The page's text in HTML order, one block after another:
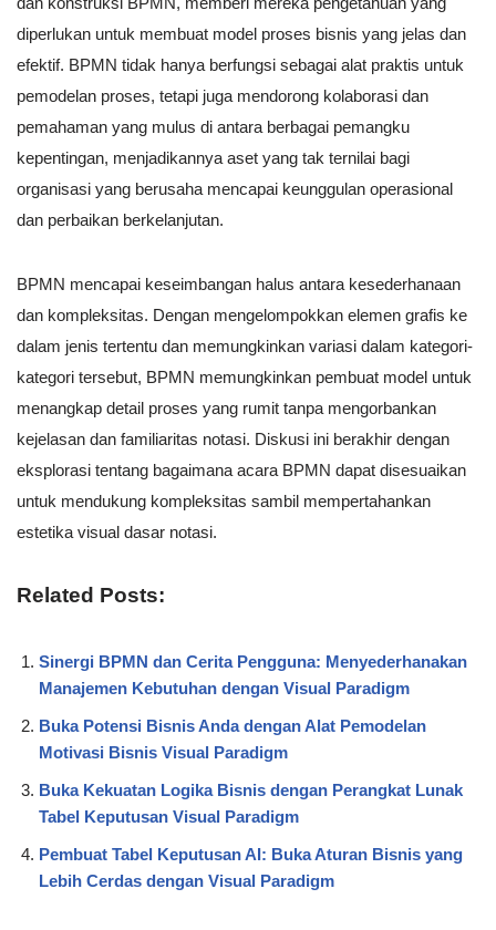
diperlukan untuk membuat model proses bisnis yang jelas dan
efektif. BPMN tidak hanya berfungsi sebagai alat praktis untuk
pemodelan proses, tetapi juga mendorong kolaborasi dan
pemahaman yang mulus di antara berbagai pemangku
kepentingan, menjadikannya aset yang tak ternilai bagi
organisasi yang berusaha mencapai keunggulan operasional
dan perbaikan berkelanjutan.
BPMN mencapai keseimbangan halus antara kesederhanaan
dan kompleksitas. Dengan mengelompokkan elemen grafis ke
dalam jenis tertentu dan memungkinkan variasi dalam kategori-
kategori tersebut, BPMN memungkinkan pembuat model untuk
menangkap detail proses yang rumit tanpa mengorbankan
kejelasan dan familiaritas notasi. Diskusi ini berakhir dengan
eksplorasi tentang bagaimana acara BPMN dapat disesuaikan
untuk mendukung kompleksitas sambil mempertahankan
estetika visual dasar notasi.
Related Posts:
Sinergi BPMN dan Cerita Pengguna: Menyederhanakan
Manajemen Kebutuhan dengan Visual Paradigm
Buka Potensi Bisnis Anda dengan Alat Pemodelan
Motivasi Bisnis Visual Paradigm
Buka Kekuatan Logika Bisnis dengan Perangkat Lunak
Tabel Keputusan Visual Paradigm
Pembuat Tabel Keputusan AI: Buka Aturan Bisnis yang
Lebih Cerdas dengan Visual Paradigm